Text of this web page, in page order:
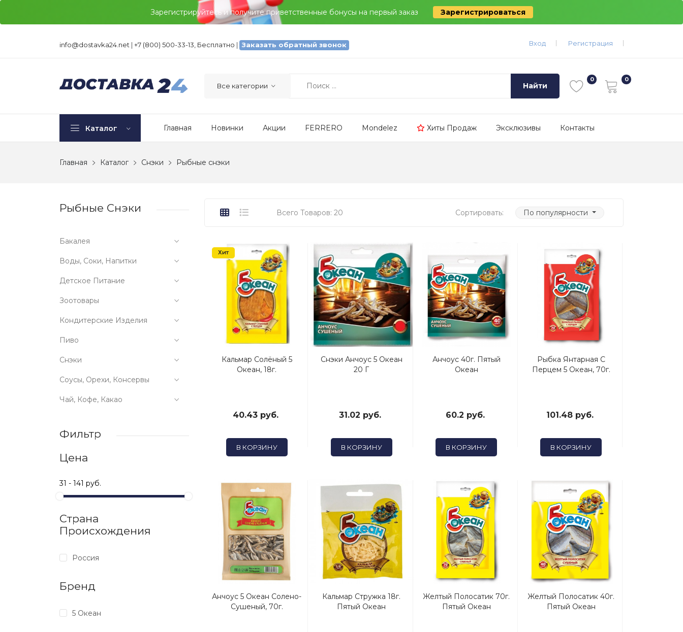
Зарегистрируйтесь и получите приветственные бонусы на первый заказ Зарегистрироваться
info@dostavka24.net | +7 (800) 500-33-13, Бесплатно | Заказать обратный звонок Вход Регистрация
Найти
Каталог Главная Новинки Акции FERRERO Mondelez Хиты Продаж Эксклюзивы Контакты
Главная Каталог Снэки Рыбные снэки
Всего Товаров: 20 Сортировать: По популярности
Хит
Кальмар Солёный 5
Океан, 18г.
40.43 руб.
В КОРЗИНУ
Снэки Анчоус 5 Океан
20 Г
31.02 руб.
В КОРЗИНУ
Анчоус 40г. Пятый
Океан
60.2 руб.
В КОРЗИНУ
Рыбка Янтарная С
Перцем 5 Океан, 70г.
101.48 руб.
В КОРЗИНУ
Анчоус 5 Океан Солено-
Сушеный, 70г.
Кальмар Стружка 18г.
Пятый Океан
Желтый Полосатик 70г.
Пятый Океан
Желтый Полосатик 40г.
Пятый Океан
Рыбные Снэки
Бакалея
Воды, Соки, Напитки
Детское Питание
Зоотовары
Кондитерские Изделия
Пиво
Снэки
Соусы, Орехи, Консервы
Чай, Кофе, Какао
Фильтр
Цена
Страна
Происхождения
Россия
Бренд
5 Океан